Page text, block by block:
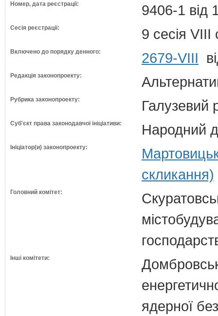
Номер, дата реєстрації: 9406-1 від
Сесія реєстрації: 9 сесія VIII
Включено до порядку денного: 2679-VIII
Редакція законопроекту:
Рубрика законопроекту: Галузевий
Суб'єкт права законодавчої ініціативи: Народний
Ініціатор(и) законопроекту:
скликання)
Головний комітет:
Інші комітети:
ядерної